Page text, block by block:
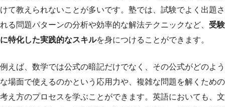
けて教えられないことが多いです。塾では、試験でよく出題さ
れる問題パターンの分析や効率的な解法テクニックなど、 受験
に特化した実践的なスキルを身につけることができます。
例えば、数学では公式の暗記だけでなく、その公式がどのよう
な場面で使えるのかという応用力や、複雑な問題を解くための
考え方のプロセスを学ぶことができます。英語においても、文